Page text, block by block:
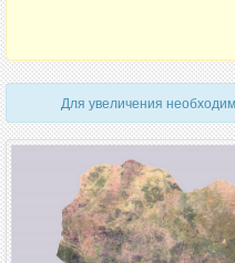
Для увеличения